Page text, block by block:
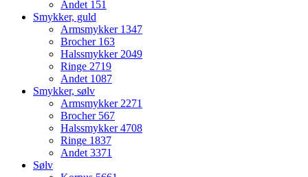
Andet 151
Smykker, guld
Armsmykker 1347
Brocher 163
Halssmykker 2049
Ringe 2719
Andet 1087
Smykker, sølv
Armsmykker 2271
Brocher 567
Halssmykker4708
Ringe 1837
Andet 3371
Sølv